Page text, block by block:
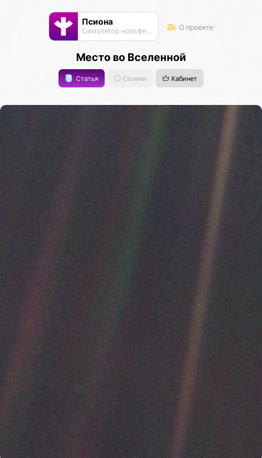
Псиона
Cимулятор ноосферы О проекте
Место во Вселенной
Статья Солики Кабинет